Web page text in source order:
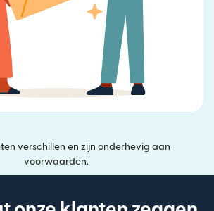
verschillen en zijn onderhevig aan
voorwaarden.